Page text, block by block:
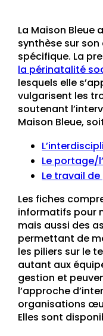
La Maison Bleue
synthèse sur
spécifique. La
la périnatalité
lesquels elle
vulgarisent les
soutenant
Maison Bleue,
Le portage/
Le travail
Les fiches
informatifs pour
mais aussi des
permettant de
les piliers sur le
autant aux
gestion et
l’approche
organisations
Elles sont